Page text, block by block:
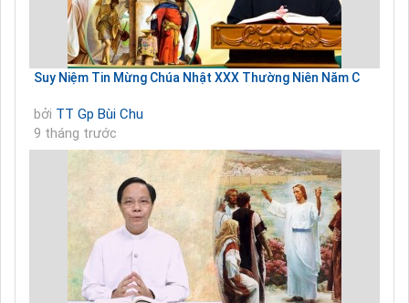
Suy Niệm Tin Mừng Chúa Nhật XXX Thường Niên Năm C
bởi TT Gp Bùi Chu
9 tháng trước